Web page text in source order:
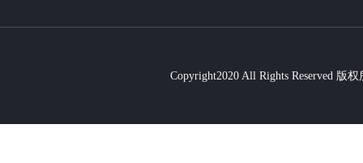
Copyright2020 All Rights Reserved 版